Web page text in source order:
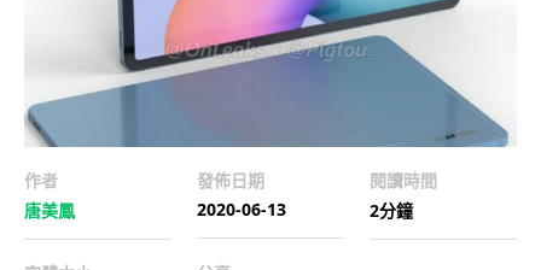
作者
唐美鳳
發佈日期
2020-06-13
閱讀時間
2分鐘